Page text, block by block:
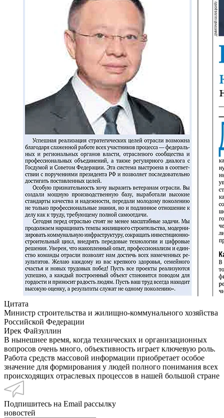
Цитата
Министр строительства и жилищно-коммунального хозяйства
Российской Федерации
Ирек Файзуллин
В нынешнее время, когда технических и организационных
вопросов очень много, объективность играет ключевую роль.
Работа средств массовой информации приобретает особое
значение для формирования у людей полного понимания всех
происходящих отраслевых процессов в нашей большой стране
Подпишитесь на Email рассылку
новостей